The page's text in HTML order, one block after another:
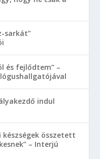
sarkát”
és fejlődtem” –
indul
összetett
– Interjú